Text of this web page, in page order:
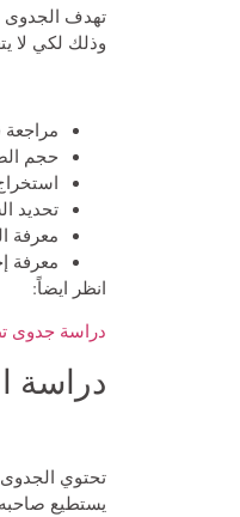
تهدف الجدوى
وذلك لكي لا
مراجعة
حجم
تحديد
معرفة
معرفة
انظر ايضاً:
دراسة جدوى
دراسة
تحتوي
يستطيع